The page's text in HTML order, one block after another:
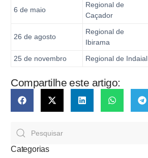
6 de maio
Regional de
Caçador
26 de agosto
Regional de
Ibirama
25 de novembro
Regional de Indaial
Compartilhe este artigo:
Categorias